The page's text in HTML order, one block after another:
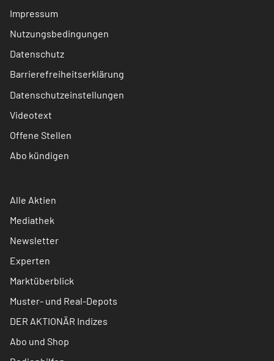
Impressum
Nutzungsbedingungen
Datenschutz
Barrierefreiheitserklärung
Datenschutzeinstellungen
Videotext
Offene Stellen
Abo kündigen
Alle Aktien
Mediathek
Newsletter
Experten
Marktüberblick
Muster- und Real-Depots
DER AKTIONÄR Indizes
Abo und Shop